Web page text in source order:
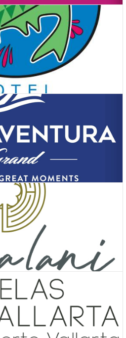
Hoteles
Cupones
Hoteles
Cupones
Cupones
Hoteles
Cupones